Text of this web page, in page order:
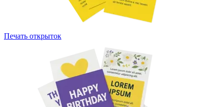
Печать открыток